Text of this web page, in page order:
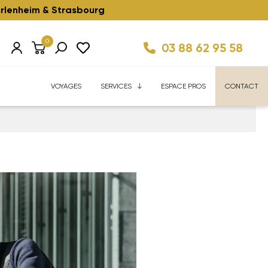
& Strasbourg
0 03 88 62 95 58
VOYAGES SERVICES ESPACE PROS CONTACT